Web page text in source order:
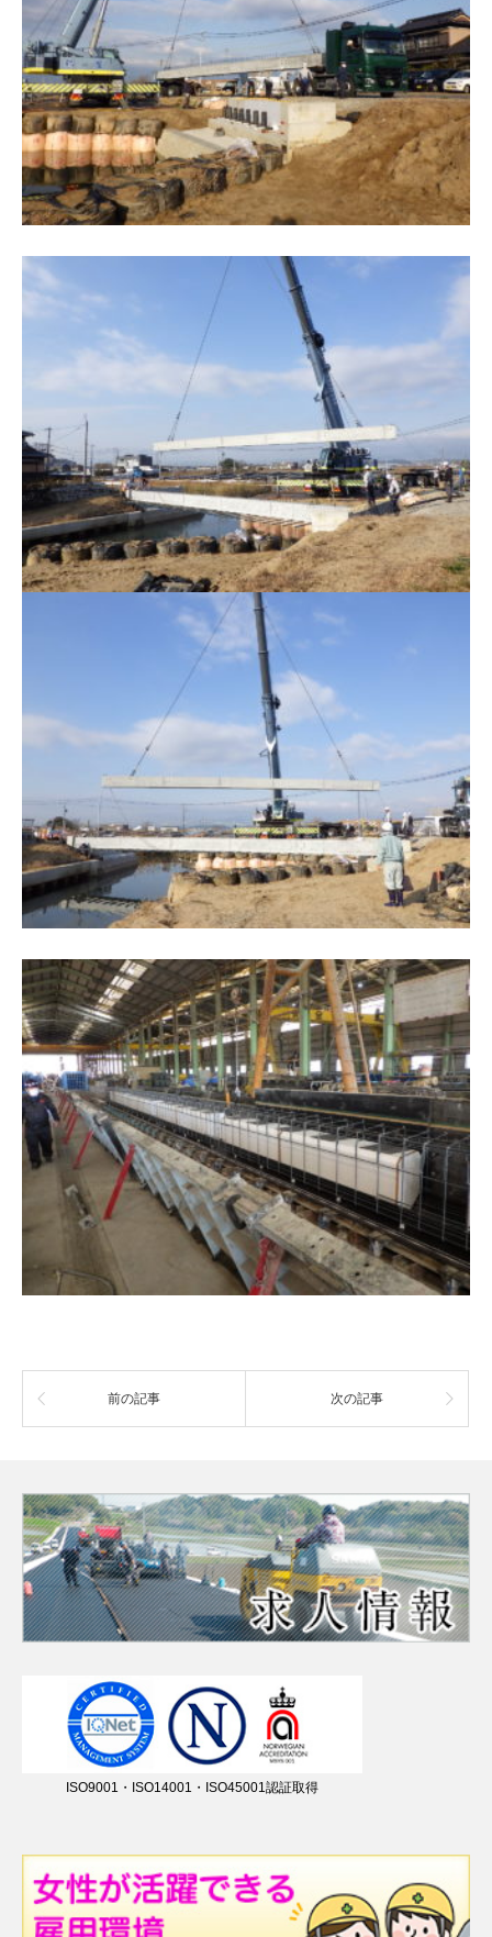
前の記事 次の記事
ISO9001・ISO14001・ISO45001認証取得